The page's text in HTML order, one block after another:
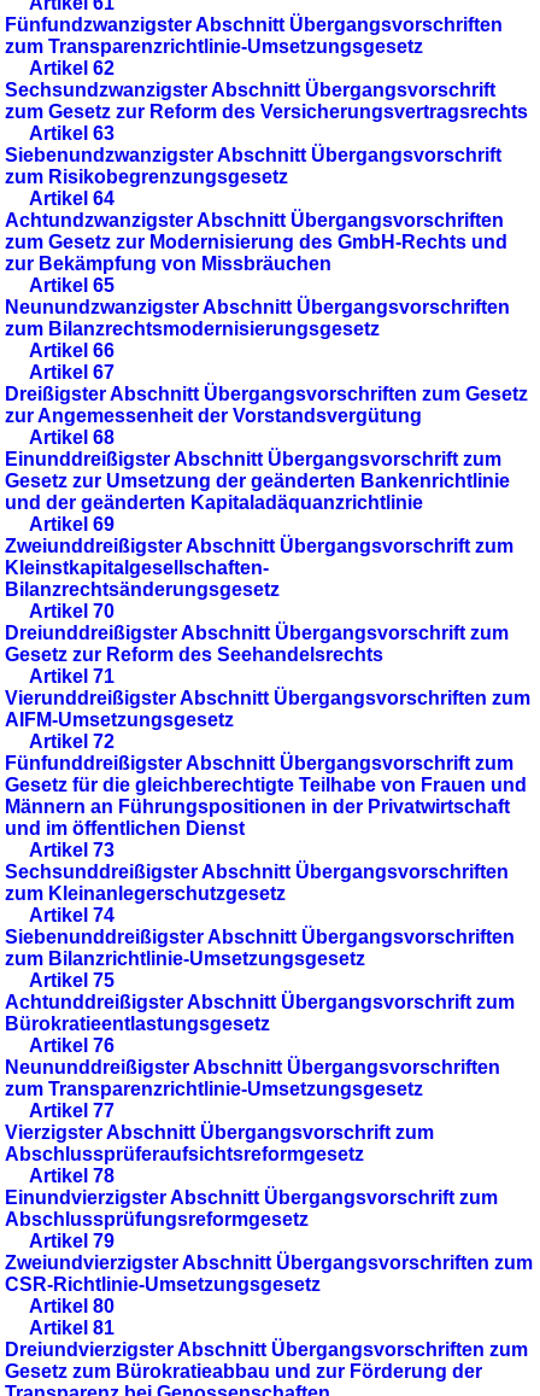
Fünfundzwanzigster Abschnitt Übergangsvorschriften
zum Transparenzrichtlinie-Umsetzungsgesetz
Artikel 62
Sechsundzwanzigster Abschnitt Übergangsvorschrift
zum Gesetz zur Reform des Versicherungsvertragsrechts
Artikel 63
Siebenundzwanzigster Abschnitt Übergangsvorschrift
zum Risikobegrenzungsgesetz
Artikel 64
Achtundzwanzigster Abschnitt Übergangsvorschriften
zum Gesetz zur Modernisierung des GmbH-Rechts und
zur Bekämpfung von Missbräuchen
Artikel 65
Neunundzwanzigster Abschnitt Übergangsvorschriften
zum Bilanzrechtsmodernisierungsgesetz
Artikel 66
Artikel 67
Dreißigster Abschnitt Übergangsvorschriften zum Gesetz
zur Angemessenheit der Vorstandsvergütung
Artikel 68
Einunddreißigster Abschnitt Übergangsvorschrift zum
Gesetz zur Umsetzung der geänderten Bankenrichtlinie
und der geänderten Kapitaladäquanzrichtlinie
Artikel 69
Zweiunddreißigster Abschnitt Übergangsvorschrift zum
Kleinstkapitalgesellschaften-
Bilanzrechtsänderungsgesetz
Artikel 70
Dreiunddreißigster Abschnitt Übergangsvorschrift zum
Gesetz zur Reform des Seehandelsrechts
Artikel 71
Vierunddreißigster Abschnitt Übergangsvorschriften zum
AIFM-Umsetzungsgesetz
Artikel 72
Fünfunddreißigster Abschnitt Übergangsvorschrift zum
Gesetz für die gleichberechtigte Teilhabe von Frauen und
Männern an Führungspositionen in der Privatwirtschaft
und im öffentlichen Dienst
Artikel 73
Sechsunddreißigster Abschnitt Übergangsvorschriften
zum Kleinanlegerschutzgesetz
Artikel 74
Siebenunddreißigster Abschnitt Übergangsvorschriften
zum Bilanzrichtlinie-Umsetzungsgesetz
Artikel 75
Achtunddreißigster Abschnitt Übergangsvorschrift zum
Bürokratieentlastungsgesetz
Artikel 76
Neununddreißigster Abschnitt Übergangsvorschriften
zum Transparenzrichtlinie-Umsetzungsgesetz
Artikel 77
Vierzigster Abschnitt Übergangsvorschrift zum
Abschlussprüferaufsichtsreformgesetz
Artikel 78
Einundvierzigster Abschnitt Übergangsvorschrift zum
Abschlussprüfungsreformgesetz
Artikel 79
Zweiundvierzigster Abschnitt Übergangsvorschriften zum
CSR-Richtlinie-Umsetzungsgesetz
Artikel 80
Artikel 81
Dreiundvierzigster Abschnitt Übergangsvorschriften zum
Gesetz zum Bürokratieabbau und zur Förderung der